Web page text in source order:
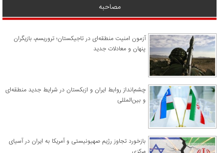
مصاحبه
آزمون امنیت منطقه‌ای در تاجیکستان؛ تروریسم، بازیگران
پنهان و معادلات جدید
چشم‌انداز روابط ایران و ازبکستان در شرایط جدید منطقه‌ای
و بین‌المللی
​بازخورد تجاوز رژیم صهیونیستی و آمریکا به ایران در آسیای